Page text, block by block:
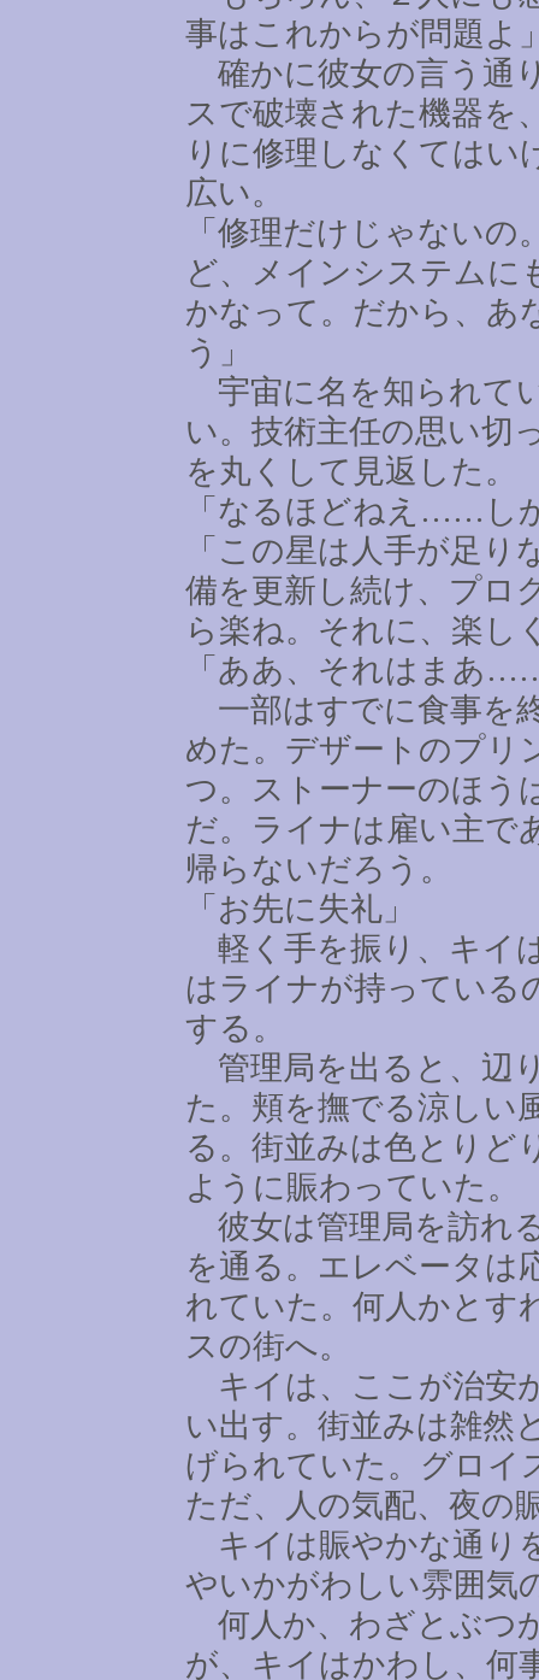
事はこれからが問題よ
確かに彼女の言う通
スで破壊された機器を
りに修理しなくてはい
広い。
「修理だけじゃない
ど、メインシステムに
かなって。だから、あ
う」
宇宙に名を知られて
い。技術主任の思い切
を丸くして見返した。
「なるほどねえ …… し
「この星は人手が足
備を更新し続け、プロ
ら楽ね。それに、楽し
「ああ、それはまあ
一部はすでに食事を
めた。デザートのプリ
つ。ストーナーのほう
だ。ライナは雇い主で
帰らないだろう。
「お先に失礼」
軽く手を振り、キイ
はライナが持っている
する。
管理局を出ると、辺
た。頬を撫でる涼しい
る。街並みは色とりど
ように賑わっていた。
彼女は管理局を訪れ
を通る。エレベータは
れていた。何人かとす
スの街へ。
キイは、ここが治安
い出す。街並みは雑然
げられていた。グロイ
ただ、人の気配、夜の
キイは賑やかな通り
やいかがわしい雰囲気
何人か、わざとぶつ
が、キイはかわし、何